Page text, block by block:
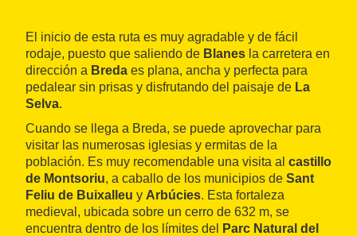
El inicio de esta ruta es muy agradable y de fácil
rodaje, puesto que saliendo de Blanes la carretera en
dirección a Breda es plana, ancha y perfecta para
pedalear sin prisas y disfrutando del paisaje de La
Selva.
Cuando se llega a Breda, se puede aprovechar para
visitar las numerosas iglesias y ermitas de la
población. Es muy recomendable una visita al castillo
de Montsoriu, a caballo de los municipios de Sant
Feliu de Buixalleu y Arbúcies. Esta fortaleza
medieval, ubicada sobre un cerro de 632 m, se
encuentra dentro de los límites del
Parc Natural del